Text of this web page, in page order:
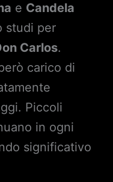
e Candela
studi per
Carlos.
carico di
Piccoli
in ogni
significativo